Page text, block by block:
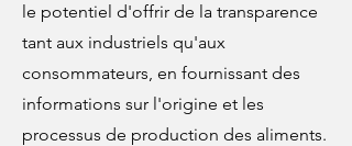
le potentiel d'offrir de la transparence
tant aux industriels qu'aux
consommateurs, en fournissant des
informations sur l'origine et les
processus de production des aliments.